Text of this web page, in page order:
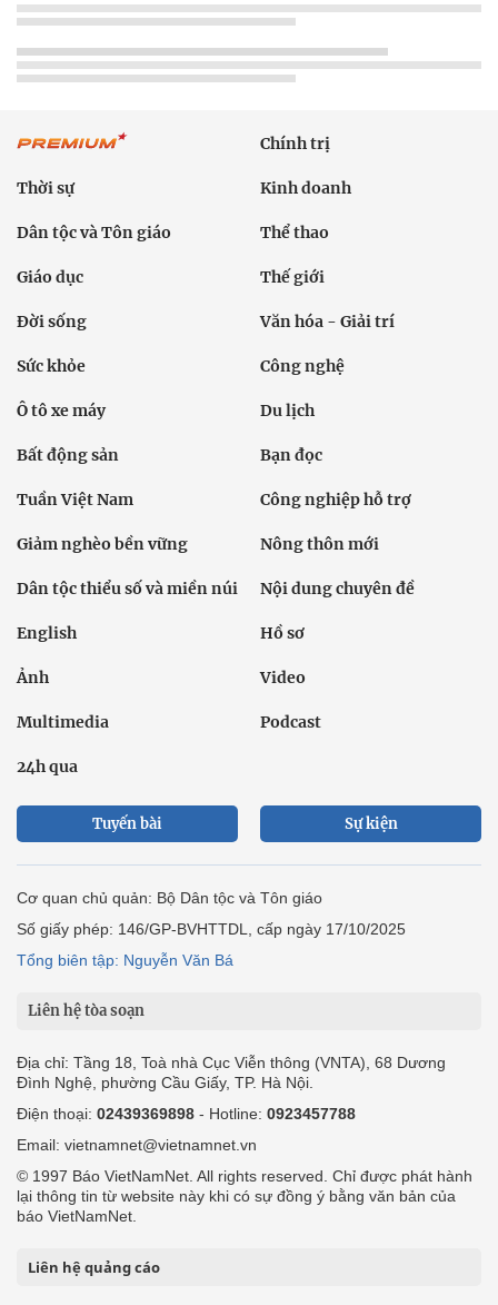
Chính trị
Thời sự Kinh doanh
Dân tộc và Tôn giáo Thể thao
Giáo dục Thế giới
Đời sống Văn hóa - Giải trí
Sức khỏe Công nghệ
Ô tô xe máy Du lịch
Bất động sản Bạn đọc
Tuần Việt Nam Công nghiệp hỗ trợ
Giảm nghèo bền vững Nông thôn mới
Dân tộc thiểu số và miền núi Nội dung chuyên đề
English Hồ sơ
Ảnh Video
Multimedia Podcast
24h qua
Tuyến bài Sự kiện
Cơ quan chủ quản: Bộ Dân tộc và Tôn giáo
Số giấy phép: 146/GP-BVHTTDL, cấp ngày 17/10/2025
Tổng biên tập: Nguyễn Văn Bá
Liên hệ tòa soạn
Địa chỉ: Tầng 18, Toà nhà Cục Viễn thông (VNTA), 68 Dương
Đình Nghệ, phường Cầu Giấy, TP. Hà Nội.
Điện thoại: 02439369898 - Hotline: 0923457788
Email: vietnamnet@vietnamnet.vn
© 1997 Báo VietNamNet. All rights reserved. Chỉ được phát hành
lại thông tin từ website này khi có sự đồng ý bằng văn bản của
báo VietNamNet.
Liên hệ quảng cáo